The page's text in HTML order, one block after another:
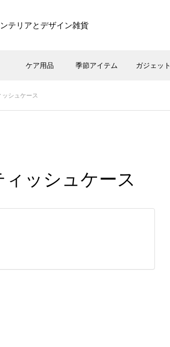
テリアとデザイン雑貨
ケア用品 季節アイテム ガジェット
ッシュケース
ッシュケース